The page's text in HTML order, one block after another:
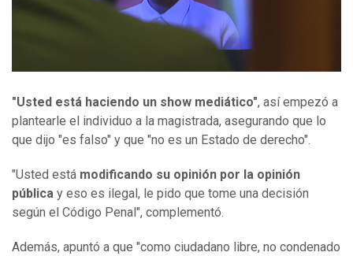
"Usted está haciendo un show mediático", así empezó a
plantearle el individuo a la magistrada, asegurando que lo
que dijo "es falso" y que "no es un Estado de derecho".
"Usted está modificando su opinión por la opinión
pública y eso es ilegal, le pido que tome una decisión
según el Código Penal", complementó.
Además, apuntó a que "como ciudadano libre, no condenado